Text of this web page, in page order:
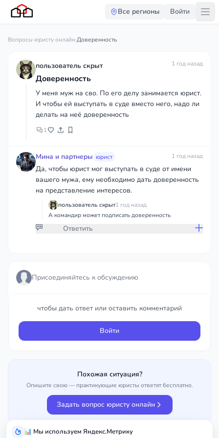
Все регионы Войти
📊 Мы используем Яндекс.Метрику
Вопросы юристу онлайн·Доверенность
пользователь скрыт 1 год назад
Доверенность
У меня муж на сво. По его делу занимается юрист.
И чтобы ей выступать в суде вместо него, надо ли
делать на неё доверенность
1
Мина и партнеры юрист 1 год назад
Да, чтобы юрист мог выступать в суде от имени
вашего мужа, ему необходимо дать доверенность
на представление интересов.
пользователь скрыт1 год назад
А командир может подписать доверенность
Ответить
Войти
Присоединяйтесь к обсуждению
чтобы дать ответ или оставить комментарий
Войти
Похожая ситуация?
Опишите свою — практикующие юристы ответят бесплатно.
Задать вопрос юристу онлайн